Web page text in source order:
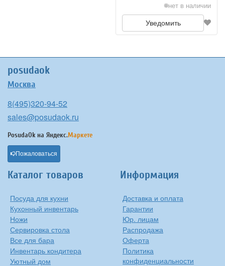
нет в наличии
Уведомить
posudaok
Москва
8(495)320-94-52
sales@posudaok.ru
PosudaOk на Яндекс.Маркете
Пожаловаться
Каталог товаров
Посуда для кухни
Кухонный инвентарь
Ножи
Сервировка стола
Все для бара
Инвентарь кондитера
Уютный дом
Информация
Доставка и оплата
Гарантии
Юр. лицам
Распродажа
Оферта
Политика
конфиденциальности